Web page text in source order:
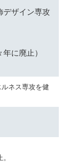
デザイン専攻
に廃止）
ネス専攻を健